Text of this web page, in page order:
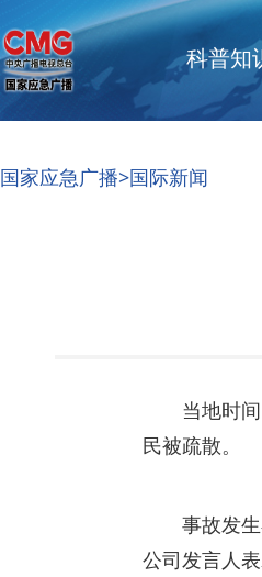
科普知
国家应急广播>国际新闻
当地时
民被疏散。
事故发
公司发言人